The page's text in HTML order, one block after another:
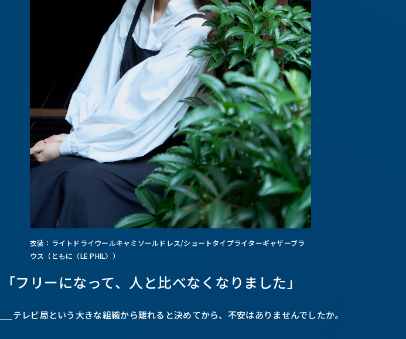
衣装：ライトドライウールキャミソールドレス/ショートタイプライターギャザーブラ
ウス（ともに〈LE PHIL〉）
「フリーになって、人と比べなくなりました」
＿＿テレビ局という大きな組織から離れると決めてから、不安はありませんでしたか。